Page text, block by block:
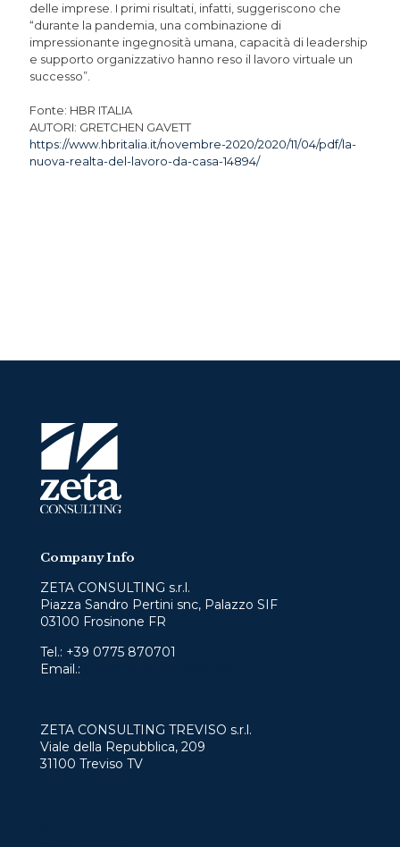
delle imprese. I primi risultati, infatti, suggeriscono che
“durante la pandemia, una combinazione di
impressionante ingegnosità umana, capacità di leadership
e supporto organizzativo hanno reso il lavoro virtuale un
successo”.
Fonte: HBR ITALIA
AUTORI: GRETCHEN GAVETT
https://www.hbritalia.it/novembre-2020/2020/11/04/pdf/la-
nuova-realta-del-lavoro-da-casa-14894/
Company Info
ZETA CONSULTING s.r.l.
Piazza Sandro Pertini snc, Palazzo SIF
03100 Frosinone FR
Tel.: +39 0775 870701
Email.:
ZETA CONSULTING TREVISO s.r.l.
Viale della Repubblica, 209
31100 Treviso TV